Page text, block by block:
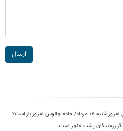
ارسال
امروز باز است؟
رزمندگان پشت لانچر است